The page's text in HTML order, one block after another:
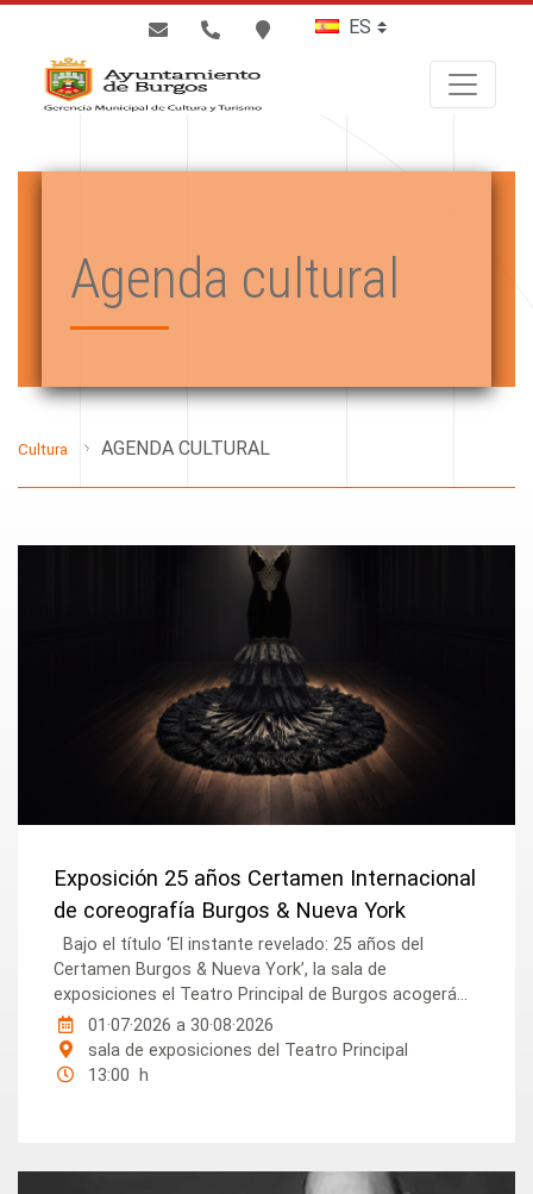
Agenda cultural
Cultura AGENDA CULTURAL
Exposición 25 años Certamen Internacional
de coreografía Burgos & Nueva York
Bajo el título ‘El instante revelado: 25 años del
Certamen Burgos & Nueva York’, la sala de
exposiciones el Teatro Principal de Burgos acogerá...
01·07·2026a 30·08·2026
sala de exposiciones del Teatro Principal
13:00 h